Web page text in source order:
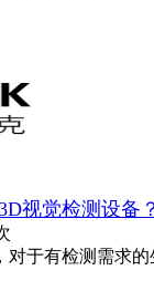
视觉检测设备？
对于有检测需求